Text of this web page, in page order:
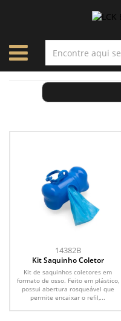
14382B
Kit Saquinho Coletor
Kit de saquinhos coletores em
formato de osso. Feito em plástico,
possui abertura rosqueável que
permite encaixar o refil,...